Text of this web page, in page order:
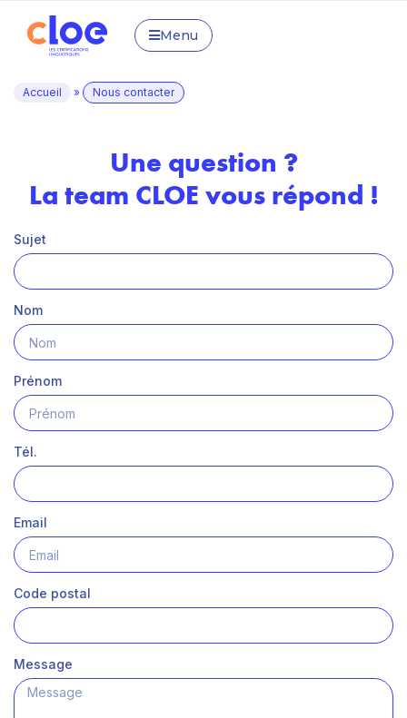
Menu
Accueil » Nous contacter
Une question ?
La team CLOE vous répond !
Sujet
Nom
Prénom
Tél.
Email
Code postal
Message